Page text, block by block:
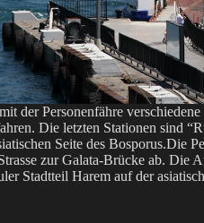
der Personenfähre
Die letzten Stationen sind
Seite des Bosporus.Die
zur Galata-Brücke ab. Die
Stadtteil Harem auf der